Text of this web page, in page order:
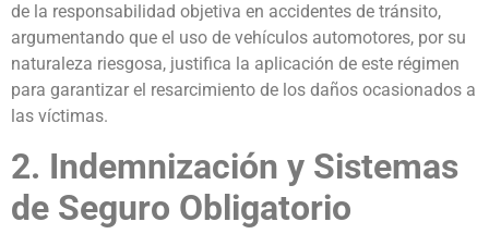
de la responsabilidad objetiva en accidentes de tránsito,
argumentando que el uso de vehículos automotores, por su
naturaleza riesgosa, justifica la aplicación de este régimen
para garantizar el resarcimiento de los daños ocasionados a
las víctimas.
2. Indemnización y Sistemas
de Seguro Obligatorio